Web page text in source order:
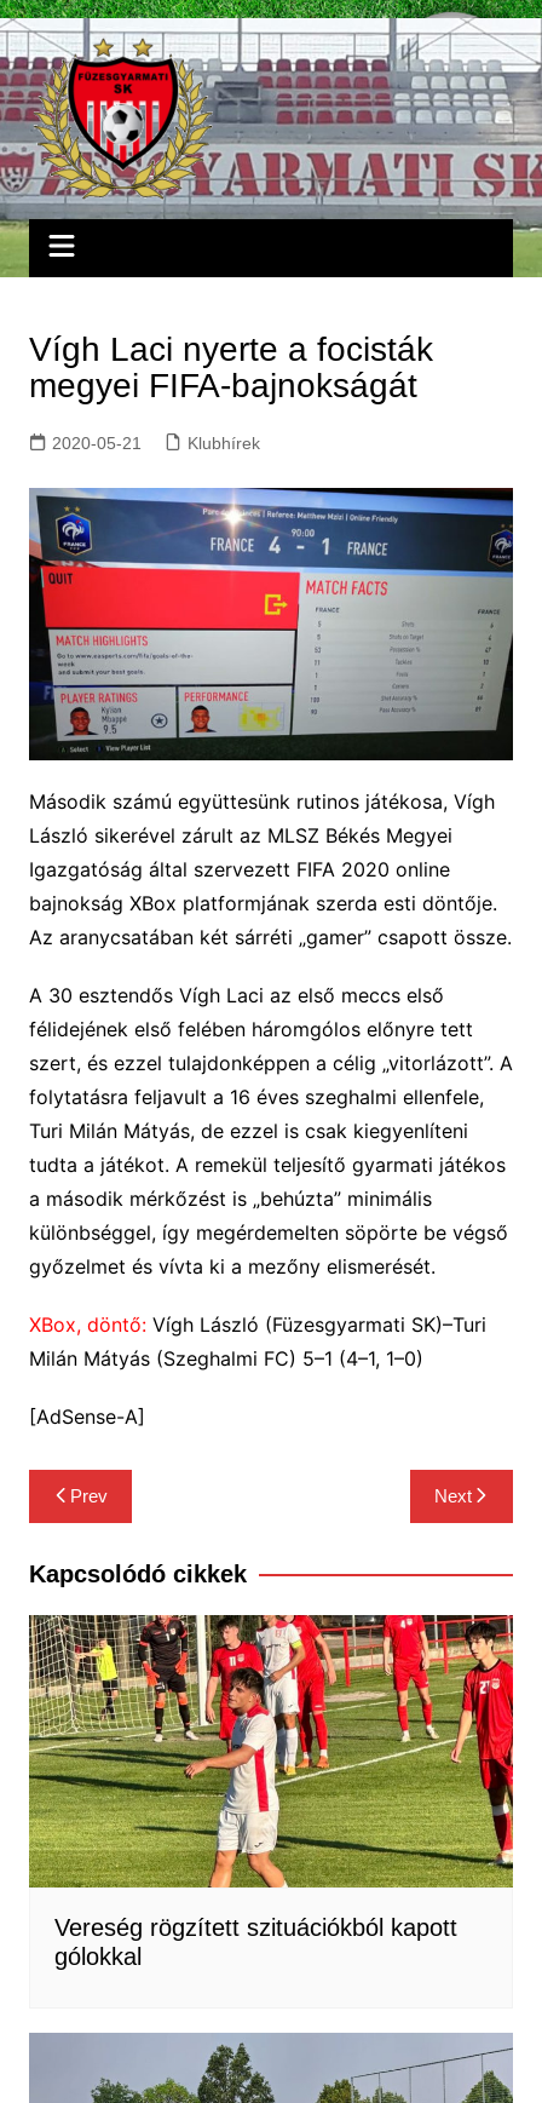
Skip
to
content
Vígh Laci nyerte a focisták
megyei FIFA-bajnokságát
2020-05-21 Klubhírek
Második számú együttesünk rutinos játékosa, Vígh
László sikerével zárult az MLSZ Békés Megyei
Igazgatóság által szervezett FIFA 2020 online
bajnokság XBox platformjának szerda esti döntője.
Az aranycsatában két sárréti „gamer” csapott össze.
A 30 esztendős Vígh Laci az első meccs első
félidejének első felében háromgólos előnyre tett
szert, és ezzel tulajdonképpen a célig „vitorlázott”. A
folytatásra feljavult a 16 éves szeghalmi ellenfele,
Turi Milán Mátyás, de ezzel is csak kiegyenlíteni
tudta a játékot. A remekül teljesítő gyarmati játékos
a második mérkőzést is „behúzta” minimális
különbséggel, így megérdemelten söpörte be végső
győzelmet és vívta ki a mezőny elismerését.
XBox, döntő:Vígh László (Füzesgyarmati SK)–Turi
Milán Mátyás (Szeghalmi FC) 5–1 (4–1, 1–0)
[AdSense-A]
Bejegyzés
navigáció
Prev Next
Kapcsolódó cikkek
Vereség rögzített szituációkból kapott
gólokkal